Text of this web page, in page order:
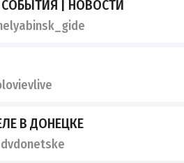
| НОВОСТИ
В ДОНЕЦКЕ